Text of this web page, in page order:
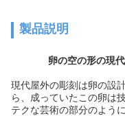
製品説明
卵の空の形の現
現代屋外の彫刻は卵の設
ら、成っていたこの卵は
テクな芸術の部分のよう